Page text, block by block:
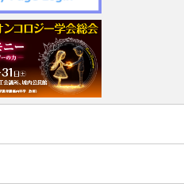
特集記事について
修会」開催について
療に携わる医師等に対す